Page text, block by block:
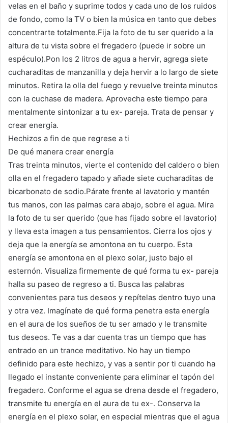
velas en el baño y suprime todos y cada uno de los ruidos
de fondo, como la TV o bien la música en tanto que debes
concentrarte totalmente.Fija la foto de tu ser querido a la
altura de tu vista sobre el fregadero (puede ir sobre un
espéculo).Pon los 2 litros de agua a hervir, agrega siete
cucharaditas de manzanilla y deja hervir a lo largo de siete
minutos. Retira la olla del fuego y revuelve treinta minutos
con la cuchase de madera. Aprovecha este tiempo para
mentalmente sintonizar a tu ex- pareja. Trata de pensar y
crear energía.
Hechizos a fin de que regrese a ti
De qué manera crear energía
Tras treinta minutos, vierte el contenido del caldero o bien
olla en el fregadero tapado y añade siete cucharaditas de
bicarbonato de sodio.Párate frente al lavatorio y mantén
tus manos, con las palmas cara abajo, sobre el agua. Mira
la foto de tu ser querido (que has fijado sobre el lavatorio)
y lleva esta imagen a tus pensamientos. Cierra los ojos y
deja que la energía se amontona en tu cuerpo. Esta
energía se amontona en el plexo solar, justo bajo el
esternón. Visualiza firmemente de qué forma tu ex- pareja
halla su paseo de regreso a ti. Busca las palabras
convenientes para tus deseos y repítelas dentro tuyo una
y otra vez. Imagínate de qué forma penetra esta energía
en el aura de los sueños de tu ser amado y le transmite
tus deseos. Te vas a dar cuenta tras un tiempo que has
entrado en un trance meditativo. No hay un tiempo
definido para este hechizo, y vas a sentir por ti cuando ha
llegado el instante conveniente para eliminar el tapón del
fregadero. Conforme el agua se drena desde el fregadero,
transmite tu energía en el aura de tu ex-. Conserva la
energía en el plexo solar, en especial mientras que el agua